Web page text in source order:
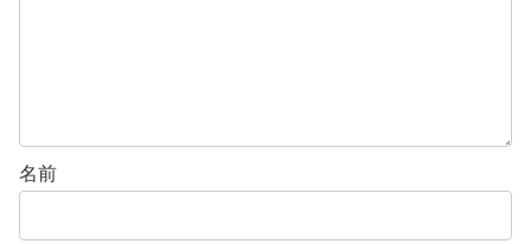
名前